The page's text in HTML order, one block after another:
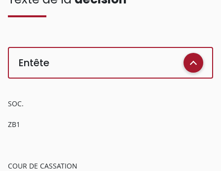
Entête
SOC.
ZB1
COUR DE CASSATION